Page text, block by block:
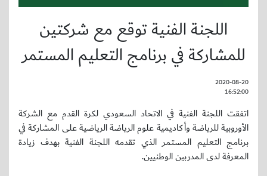
اللجنة الفنية توقع مع شركتين
للمشاركة في برنامج التعليم المستمر
2020-08-20
16:52:00
اتفقت اللجنة الفنية في الاتحاد السعودي لكرة القدم مع الشركة
الأوروبية للرياضة وأكاديمية علوم الرياضة الرياضية على المشاركة في
برنامج التعليم المستمر الذي تقدمه اللجنة الفنية بهدف زيادة
المعرفة لدى المدربين الوطنيين.